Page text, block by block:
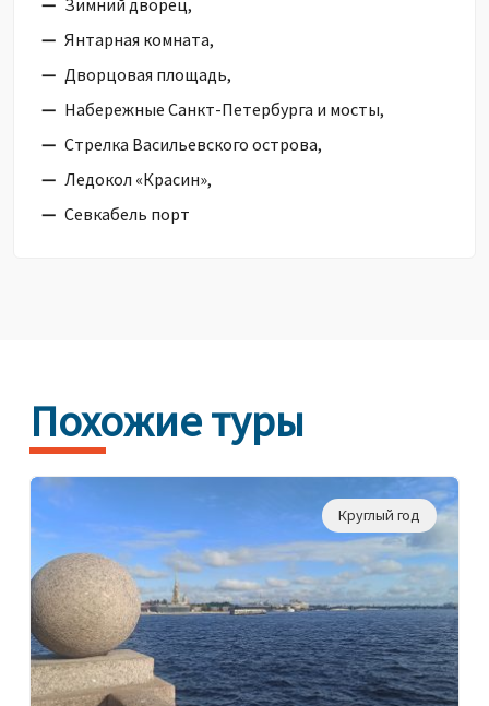
Зимний дворец,
Янтарная комната,
Дворцовая площадь,
Набережные Санкт-Петербурга и мосты,
Стрелка Васильевского острова,
Ледокол «Красин»,
Севкабель порт
Похожие туры
Круглый год